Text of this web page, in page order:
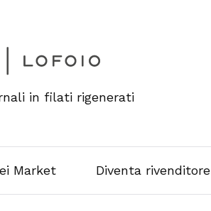
in filati rigenerati
Market Diventa rivenditore